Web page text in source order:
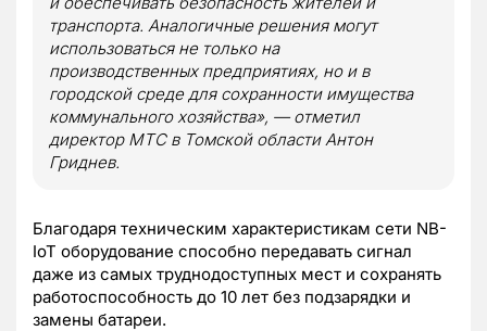
транспорта. Аналогичные решения могут
использоваться не только на
производственных предприятиях, но и в
городской среде для сохранности имущества
коммунального хозяйства», — отметил
директор МТС в Томской области Антон
Гриднев.
Благодаря техническим характеристикам сети NB-
IoT оборудование способно передавать сигнал
даже из самых труднодоступных мест и сохранять
работоспособность до 10 лет без подзарядки и
замены батареи.